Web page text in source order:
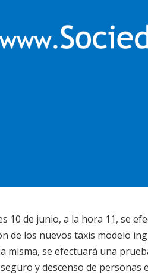
10 de junio, a la hora 11, se
de los nuevos taxis modelo
misma, se efectuará una
y descenso de personas